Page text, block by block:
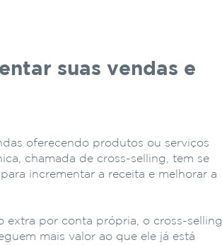
suas vendas e
oferecendo produtos ou serviços
chamada de cross-selling, tem se
incrementar a receita e melhorar a
extra por conta própria, o cross-selling
mais valor ao que ele já está